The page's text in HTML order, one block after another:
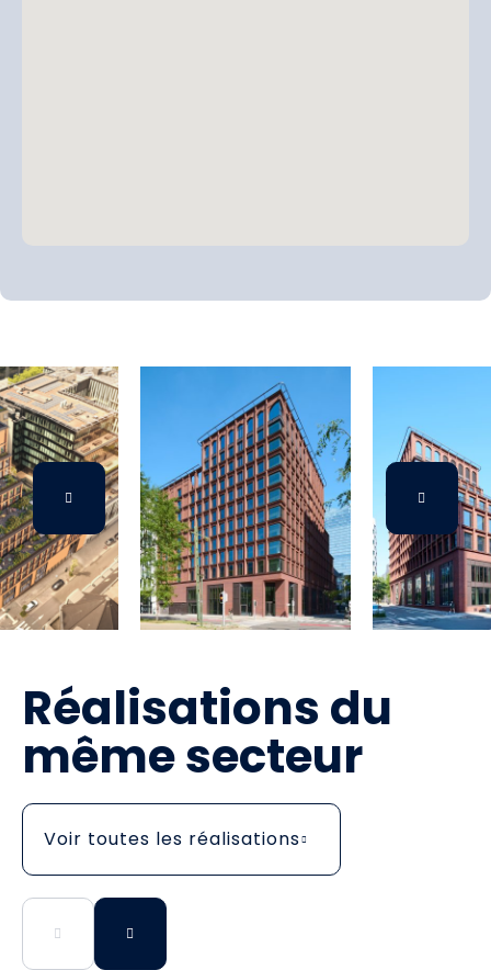
Réalisations du
même secteur
Voir toutes les réalisations